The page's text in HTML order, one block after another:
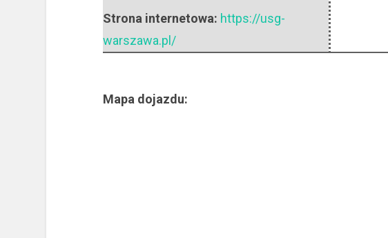
Strona internetowa: https://usg-
warszawa.pl/
Mapa dojazdu: